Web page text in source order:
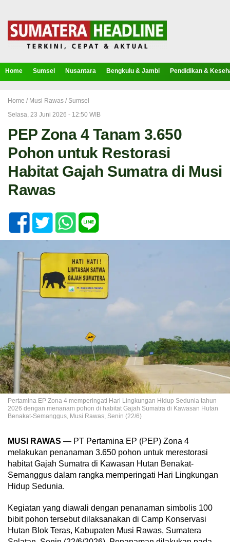
Home Sumsel Nusantara Bengkulu & Jambi Pendidikan &
Home / Musi Rawas / Sumsel
Selasa, 23 Juni 2026 - 12:50 WIB
PEP Zona 4 Tanam 3.650
Pohon untuk Restorasi
Habitat Gajah Sumatra di Musi
Rawas
Pertamina EP Zona 4 memperingati Hari Lingkungan Hidup Sedunia tahun
2026 dengan menanam pohon di habitat Gajah Sumatra di Kawasan Hutan
Benakat-Semanggus, Musi Rawas, Senin (22/6)
MUSI RAWAS — PT Pertamina EP (PEP) Zona 4
melakukan penanaman 3.650 pohon untuk merestorasi
habitat Gajah Sumatra di Kawasan Hutan Benakat-
Semanggus dalam rangka memperingati Hari Lingkungan
Hidup Sedunia.
Kegiatan yang diawali dengan penanaman simbolis 100
bibit pohon tersebut dilaksanakan di Camp Konservasi
Hutan Blok Teras, Kabupaten Musi Rawas, Sumatera